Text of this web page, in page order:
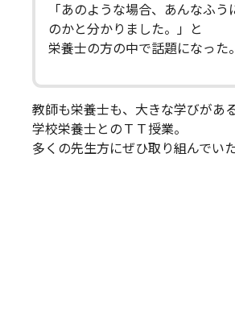
「あのような場合、あんなふう
のかと分かりました。」と
栄養士の方の中で話題になった。
教師も栄養士も、大きな学びがある
学校栄養士とのＴＴ授業。
多くの先生方にぜひ取り組んでい